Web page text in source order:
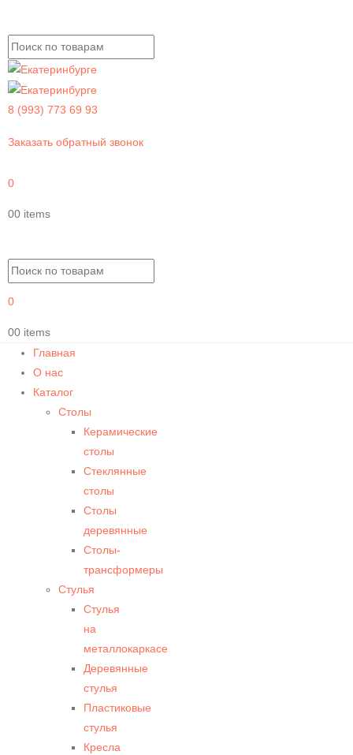
8 (993) 773 69 93
Заказать обратный звонок
0
00 items
0
00 items
Главная
О нас
Каталог
Столы
Керамические
столы
Стеклянные
столы
Столы
деревянные
Столы-
трансформеры
Стулья
Стулья
на
металлокаркасе
Деревянные
стулья
Пластиковые
стулья
Кресла